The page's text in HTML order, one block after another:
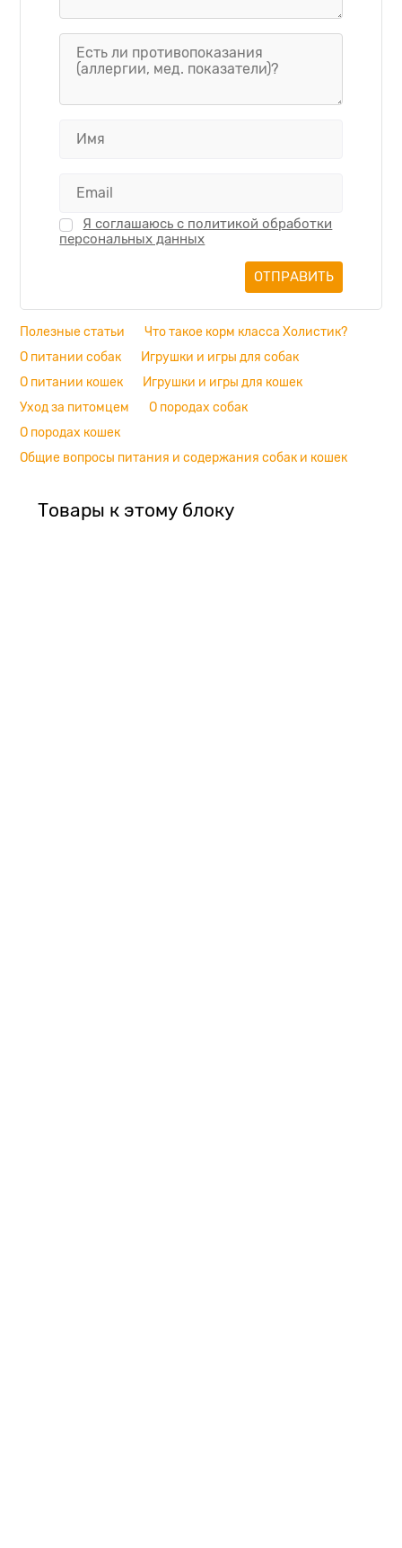
Я соглашаюсь с политикой обработки
персональных данных
Полезные статьи
Что такое корм класса Холистик?
О питании собак
Игрушки и игры для собак
О питании кошек
Игрушки и игры для кошек
Уход за питомцем
О породах собак
О породах кошек
Общие вопросы питания и содержания собак и кошек
Товары к этому блоку